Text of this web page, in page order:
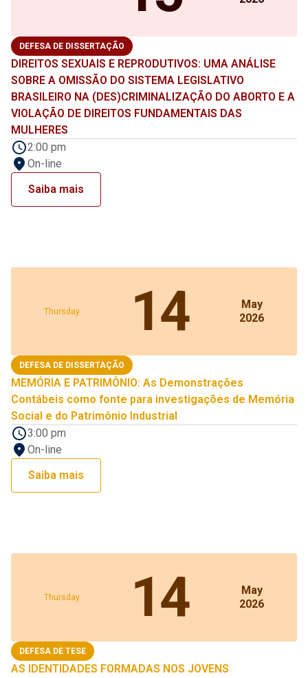
DEFESA DE DISSERTAÇÃO
DIREITOS SEXUAIS E REPRODUTIVOS: UMA ANÁLISE
SOBRE A OMISSÃO DO SISTEMA LEGISLATIVO
BRASILEIRO NA (DES)CRIMINALIZAÇÃO DO ABORTO E A
VIOLAÇÃO DE DIREITOS FUNDAMENTAIS DAS
MULHERES
2:00 pm
On-line
Saiba mais
Thursday 14
May
2026
DEFESA DE DISSERTAÇÃO
MEMÓRIA E PATRIMÔNIO: As Demonstrações
Contábeis como fonte para investigações de Memória
Social e do Patrimônio Industrial
3:00 pm
On-line
Saiba mais
Thursday 14
May
2026
DEFESA DE TESE
AS IDENTIDADES FORMADAS NOS JOVENS